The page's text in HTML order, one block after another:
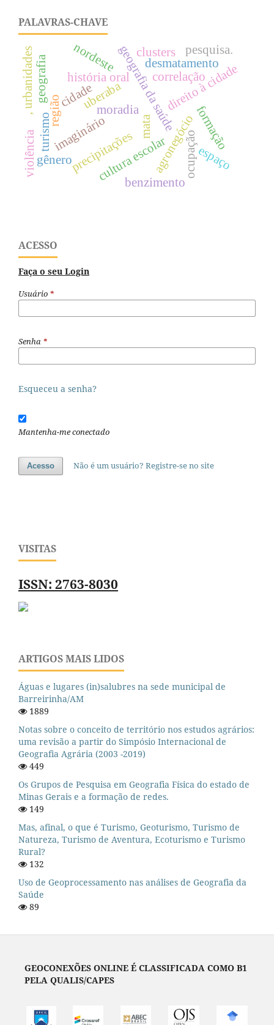
PALAVRAS-CHAVE
geografia da saúde
imaginário agronegócio
uberaba
moradia
ocupação
direito à cidade
cultura escolar
história oral
cidade
formação
desmatamento
mata
região
nordeste
turismo
espaço
, urbanidadesgeografia
violência
correlação
clusters
precipitações
gênero
pesquisa.
benzimento
ACESSO
Faça o seu Login
Usuário *
Senha *
Esqueceu a senha?
Mantenha-me conectado
Acesso Não é um usuário? Registre-se no site
VISITAS
ISSN: 2763-8030
ARTIGOS MAIS LIDOS
Águas e lugares (in)salubres na sede municipal de
Barreirinha/AM
1889
Notas sobre o conceito de território nos estudos agrários:
uma revisão a partir do Simpósio Internacional de
Geografia Agrária (2003 -2019)
449
Os Grupos de Pesquisa em Geografia Física do estado de
Minas Gerais e a formação de redes.
149
Mas, afinal, o que é Turismo, Geoturismo, Turismo de
Natureza, Turismo de Aventura, Ecoturismo e Turismo
Rural?
132
Uso de Geoprocessamento nas análises de Geografia da
Saúde
89
GEOCONEXÕES ONLINE É CLASSIFICADA COMO B1
PELA QUALIS/CAPES